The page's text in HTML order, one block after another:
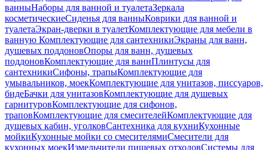
ванныНаборы для ванной и туалетаЗеркала
косметическиеСиденья для ванныКоврики для ванной и
туалетаЭкран-дверки в туалетКомплектующие для мебели в
ванную Комплектующие для сантехникиЭкраны для ванн,
душевых поддоновОпоры для ванн, душевых
поддоновКомплектующие для ваннПлинтусы для
сантехникиСифоны, трапыКомплектующие для
умывальников, моекКомплектующие для унитазов, писсуаров,
бидеБачки для унитазовКомплектующие для душевых
гарнитуровКомплектующие для сифонов,
траповКомплектующие для смесителейКомплектующие для
душевых кабин, уголковСантехника для кухниКухонные
мойкиКухонные мойки со смесителямиСмесители для
кухонных моекИзмельчители пищевых отходовСистемы для